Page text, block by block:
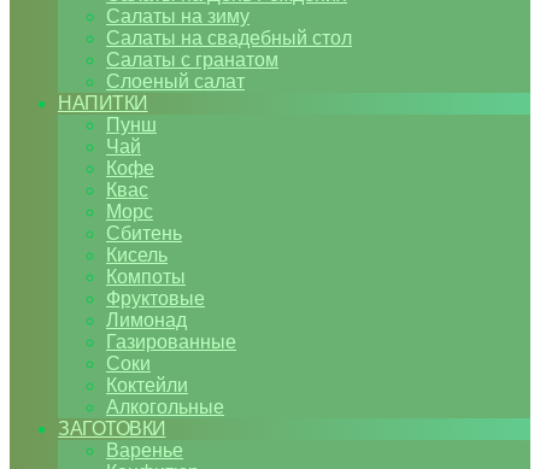
Салаты на зиму
Салаты на свадебный стол
Салаты с гранатом
Слоеный салат
НАПИТКИ
Пунш
Чай
Кофе
Квас
Морс
Сбитень
Кисель
Компоты
Фруктовые
Лимонад
Газированные
Соки
Коктейли
Алкогольные
ЗАГОТОВКИ
Варенье